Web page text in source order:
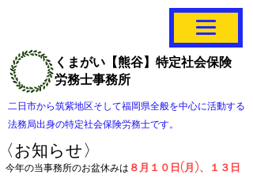
くまがい【熊谷】特定社会保険
労務士事務所
二日市から筑紫地区そして福岡県全般を中心に活動する
法務局出身の特定社会保険労務士です。
今年の当事務所のお盆休みは ８月１０日(月)、１３日
お知らせ〉